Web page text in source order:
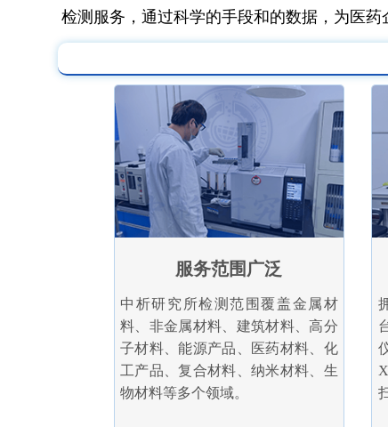
检测服务，通过科学的手段和的数据，为医药
服务范围广泛
中析研究所检测范围覆盖金属材
料、非金属材料、建筑材料、高分
子材料、能源产品、医药材料、化
工产品、复合材料、纳米材料、生
物材料等多个领域。